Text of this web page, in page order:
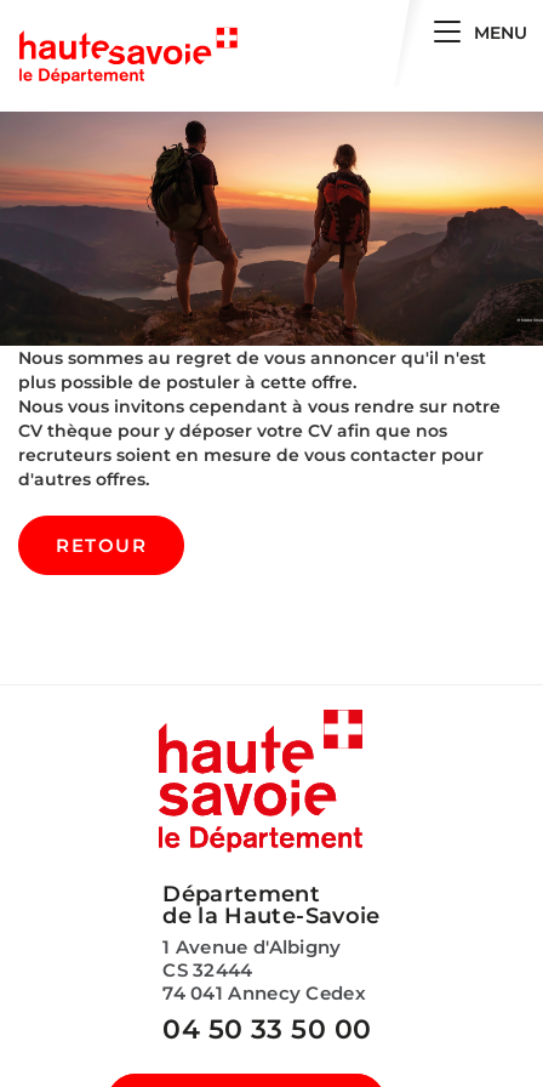
Toggle
MENU
Nous sommes au regret de vous annoncer qu'il n'est
plus possible de postuler à cette offre.
Nous vous invitons cependant à vous rendre sur notre
CV thèque pour y déposer votre CV afin que nos
recruteurs soient en mesure de vous contacter pour
d'autres offres.
RETOUR
Département
de la Haute-Savoie
1 Avenue d'Albigny
CS 32444
74 041 Annecy Cedex
04 50 33 50 00